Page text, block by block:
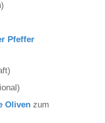
Pfeffer
Olivenzum